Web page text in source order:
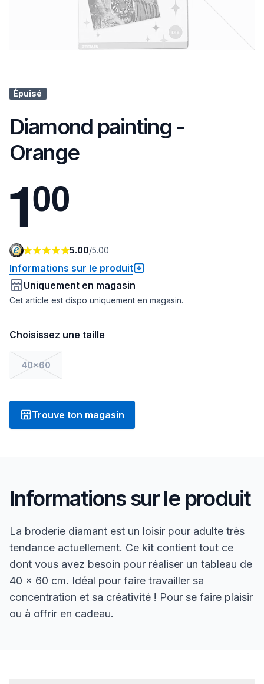
Épuisé
Diamond painting -
Orange
100
5.00/5.00
Informations sur le produit
Uniquement en magasin
Cet article est dispo uniquement en magasin.
Choisissez une taille
40x60
Trouve ton magasin
Informations sur le produit
La broderie diamant est un loisir pour adulte très
tendance actuellement. Ce kit contient tout ce
dont vous avez besoin pour réaliser un tableau de
40 x 60 cm. Idéal pour faire travailler sa
concentration et sa créativité ! Pour se faire plaisir
ou à offrir en cadeau.